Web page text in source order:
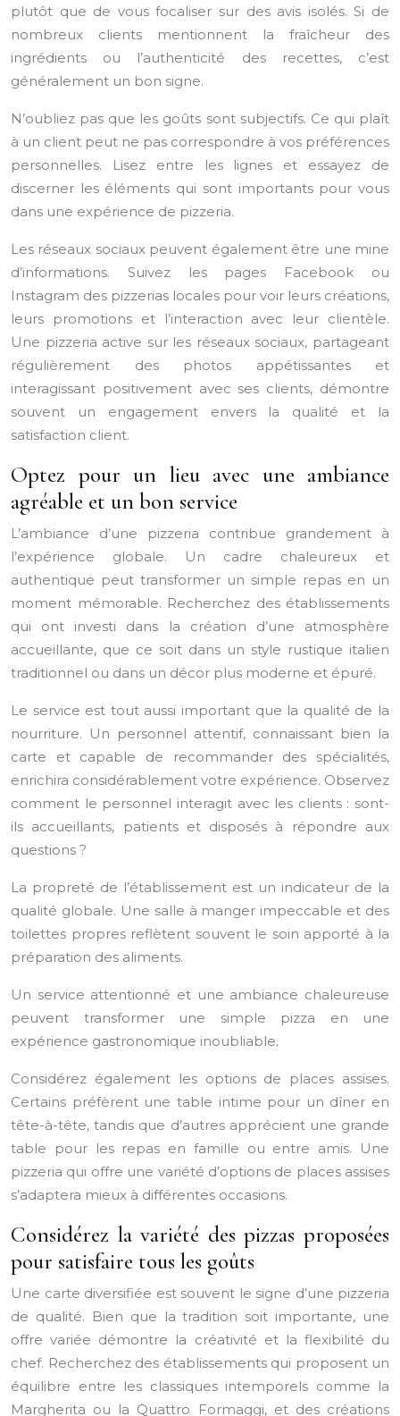
plutôt que de vous focaliser sur des avis isolés. Si de
nombreux clients mentionnent la fraîcheur des
ingrédients ou l’authenticité des recettes, c’est
généralement un bon signe.
N’oubliez pas que les goûts sont subjectifs. Ce qui plaît
à un client peut ne pas correspondre à vos préférences
personnelles. Lisez entre les lignes et essayez de
discerner les éléments qui sont importants pour vous
dans une expérience de pizzeria.
Les réseaux sociaux peuvent également être une mine
d’informations. Suivez les pages Facebook ou
Instagram des pizzerias locales pour voir leurs créations,
leurs promotions et l’interaction avec leur clientèle.
Une pizzeria active sur les réseaux sociaux, partageant
régulièrement des photos appétissantes et
interagissant positivement avec ses clients, démontre
souvent un engagement envers la qualité et la
satisfaction client.
Optez pour un lieu avec une ambiance
agréable et un bon service
L’ambiance d’une pizzeria contribue grandement à
l’expérience globale. Un cadre chaleureux et
authentique peut transformer un simple repas en un
moment mémorable. Recherchez des établissements
qui ont investi dans la création d’une atmosphère
accueillante, que ce soit dans un style rustique italien
traditionnel ou dans un décor plus moderne et épuré.
Le service est tout aussi important que la qualité de la
nourriture. Un personnel attentif, connaissant bien la
carte et capable de recommander des spécialités,
enrichira considérablement votre expérience. Observez
comment le personnel interagit avec les clients : sont-
ils accueillants, patients et disposés à répondre aux
questions ?
La propreté de l’établissement est un indicateur de la
qualité globale. Une salle à manger impeccable et des
toilettes propres reflètent souvent le soin apporté à la
préparation des aliments.
Un service attentionné et une ambiance chaleureuse
peuvent transformer une simple pizza en une
expérience gastronomique inoubliable.
Considérez également les options de places assises.
Certains préfèrent une table intime pour un dîner en
tête-à-tête, tandis que d’autres apprécient une grande
table pour les repas en famille ou entre amis. Une
pizzeria qui offre une variété d’options de places assises
s’adaptera mieux à différentes occasions.
Considérez la variété des pizzas proposées
pour satisfaire tous les goûts
Une carte diversifiée est souvent le signe d’une pizzeria
de qualité. Bien que la tradition soit importante, une
offre variée démontre la créativité et la flexibilité du
chef. Recherchez des établissements qui proposent un
équilibre entre les classiques intemporels comme la
Margherita ou la Quattro Formaggi, et des créations